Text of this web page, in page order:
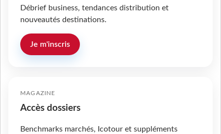
Débrief business, tendances distribution et
nouveautés destinations.
Je m'inscris
MAGAZINE
Accès dossiers
Benchmarks marchés, Icotour et suppléments